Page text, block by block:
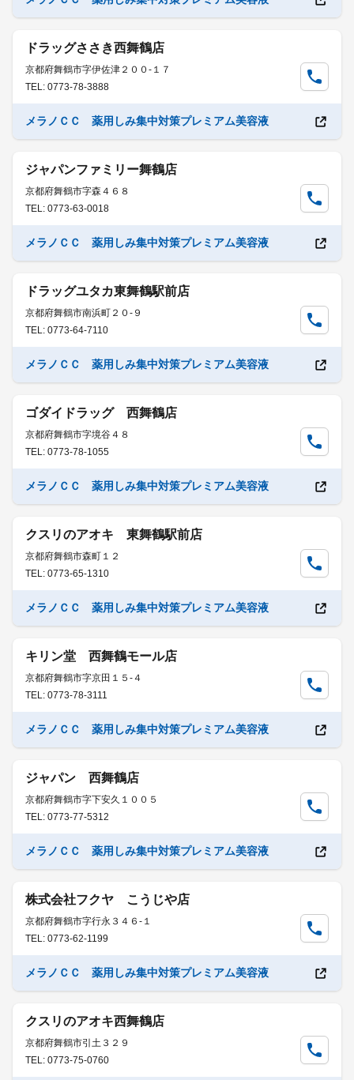
ドラッグささき西舞鶴店
京都府舞鶴市字伊佐津２００-１７
TEL: 0773-78-3888
メラノＣＣ 薬用しみ集中対策プレミアム美容液
ジャパンファミリー舞鶴店
京都府舞鶴市字森４６８
TEL: 0773-63-0018
メラノＣＣ 薬用しみ集中対策プレミアム美容液
ドラッグユタカ東舞鶴駅前店
京都府舞鶴市南浜町２０-９
TEL: 0773-64-7110
メラノＣＣ 薬用しみ集中対策プレミアム美容液
ゴダイドラッグ 西舞鶴店
京都府舞鶴市字境谷４８
TEL: 0773-78-1055
メラノＣＣ 薬用しみ集中対策プレミアム美容液
クスリのアオキ 東舞鶴駅前店
京都府舞鶴市森町１２
TEL: 0773-65-1310
メラノＣＣ 薬用しみ集中対策プレミアム美容液
キリン堂 西舞鶴モール店
京都府舞鶴市字京田１５-４
TEL: 0773-78-3111
メラノＣＣ 薬用しみ集中対策プレミアム美容液
ジャパン 西舞鶴店
京都府舞鶴市字下安久１００５
TEL: 0773-77-5312
メラノＣＣ 薬用しみ集中対策プレミアム美容液
株式会社フクヤ こうじや店
京都府舞鶴市字行永３４６-１
TEL: 0773-62-1199
メラノＣＣ 薬用しみ集中対策プレミアム美容液
クスリのアオキ西舞鶴店
京都府舞鶴市引土３２９
TEL: 0773-75-0760